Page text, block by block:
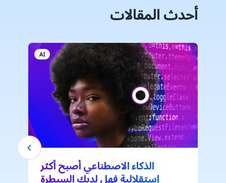
أحدث المقالات
AI
الذكاء الاصطناعي أصبح أكثر